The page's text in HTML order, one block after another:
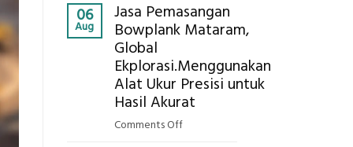
06
Aug
Jasa Pemasangan
Bowplank Mataram,
Global
Ekplorasi.Menggunakan
Alat Ukur Presisi untuk
Hasil Akurat
Comments Offon